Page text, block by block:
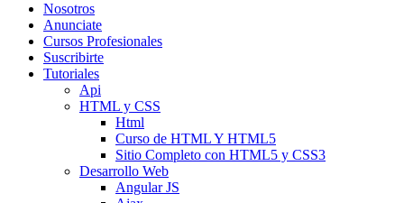
Nosotros
Anunciate
Cursos Profesionales
Suscribirte
Tutoriales
Api
HTML y CSS
Html
Curso de HTML Y HTML5
Sitio Completo con HTML5 y CSS3
Desarrollo Web
Angular JS